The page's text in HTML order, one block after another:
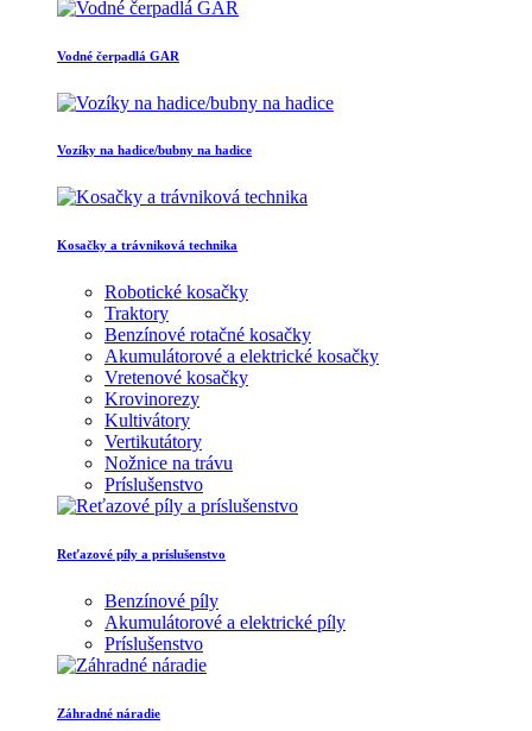
Vodné čerpadlá GAR
Vozíky na hadice/bubny na hadice
Kosačky a trávniková technika
Robotické kosačky
Traktory
Benzínové rotačné kosačky
Akumulátorové a elektrické kosačky
Vretenové kosačky
Krovinorezy
Kultivátory
Vertikutátory
Nožnice na trávu
Príslušenstvo
Reťazové píly a príslušenstvo
Benzínové píly
Akumulátorové a elektrické píly
Príslušenstvo
Záhradné náradie